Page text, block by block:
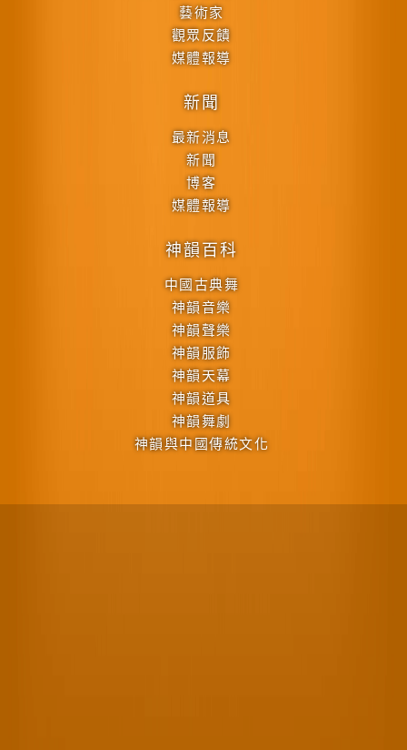
藝術家
觀眾反饋
媒體報導
新聞
最新消息
新聞
博客
媒體報導
神韻百科
中國古典舞
神韻音樂
神韻聲樂
神韻服飾
神韻天幕
神韻道具
神韻舞劇
神韻與中國傳統文化